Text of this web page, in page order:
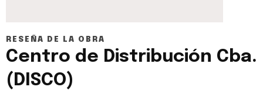
RESEÑA DE LA OBRA
Centro de Distribución Cba.
(DISCO)